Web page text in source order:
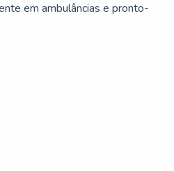
em ambulâncias e pronto-